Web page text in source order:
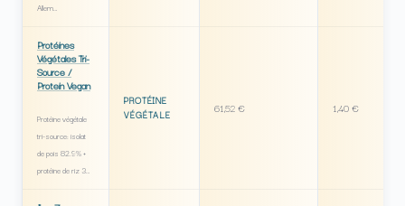
Allem…
Protéines
Végétales Tri-
Source /
Protein Vegan
Protéine végétale
tri-source: isolat
de pois 82.9% +
protéine de riz 3…
PROTÉINE
VÉGÉTALE
61,52 € 1,40 €